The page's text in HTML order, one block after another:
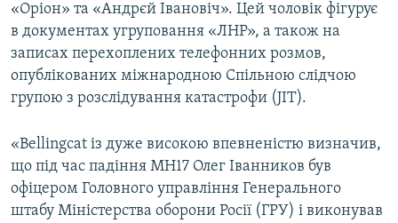
«Оріон» та «Андрєй Івановіч». Цей чоловік фігурує
в документах угруповання «ЛНР», а також на
записах перехоплених телефонних розмов,
опублікованих міжнародною Спільною слідчою
групою з розслідування катастрофи (JIT).
«Bellingcat із дуже високою впевненістю визначив,
що під час падіння МН17 Олег Іванников був
офіцером Головного управління Генерального
штабу Міністерства оборони Росії (ГРУ) і виконував